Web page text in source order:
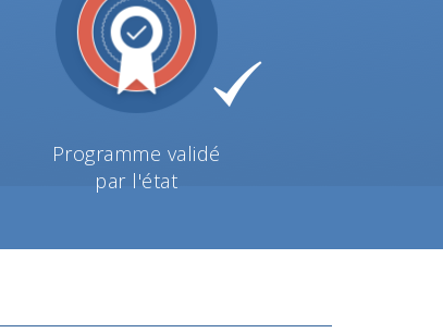
Programme validé
par l'état